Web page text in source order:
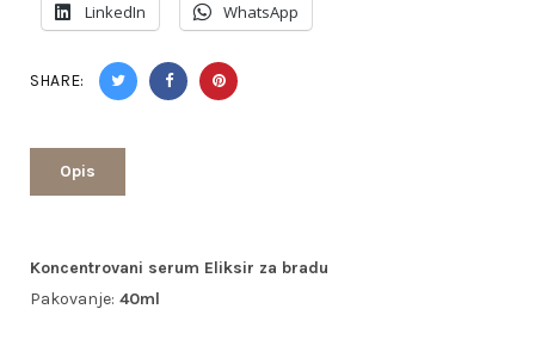
količinaLinkedIn WhatsApp
SHARE:
Opis
Koncentrovani serum Eliksir za bradu
Pakovanje: 40ml